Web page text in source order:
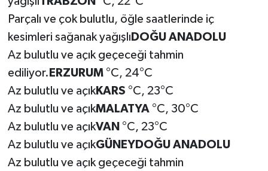
Parçalı ve çok bulutlu, öğle saatlerinde iç
kesimleri sağanak yağışlı DOĞU ANADOLU
Az bulutlu ve açık geçeceği tahmin
ediliyor. ERZURUM°C, 24°C
Az bulutlu ve açıkKARS °C, 23°C
Az bulutlu ve açıkMALATYA °C, 30°C
Az bulutlu ve açıkVAN °C, 23°C
Az bulutlu ve açıkGÜNEYDOĞU ANADOLU
Az bulutlu ve açık geçeceği tahmin